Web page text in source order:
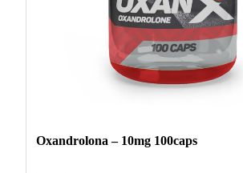
Oxandrolona – 10mg 100caps